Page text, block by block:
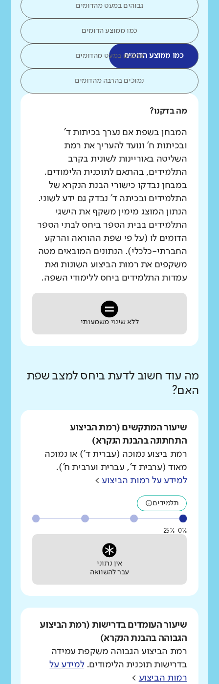
גבוהים במעט מהדומים
כמו ממוצע הדומים
כמו ממוצע הדומיםנמוכים במעט מהדומים
נמוכים בהרבה מהדומים
מה בדקנו?
המבחן בשפת אם נערך בכיתות ד'
ובכיתות ח' ונועד להעריך את רמת
השליטה באוריינות לשונית בקרב
התלמידים, בהתאם לתוכנית הלימודים.
במבחן נבדקו כישורי הבנת הנקרא של
התלמידים ובכיתה ד' נבדק גם ידע לשוני.
הנתון המוצג מימין משקף את הישגי
התלמידים בבית הספר ביחס לבתי הספר
הדומים לו (על פי שפת ההוראה והרקע
החברתי-כלכלי). הנתונים המובאים מטה
משקפים את רמות הביצוע השונות ואת
עמדות התלמידים ביחס ללימודי השפה.
ללא שינוי משמעותי
מה עוד חשוב לדעת ביחס למצב שפת
האם?
שיעור המתקשים (רמת הביצוע
התחתונה בהבנת הנקרא)
רמת ביצוע נמוכה (עברית ד') או נמוכה
מאוד (ערבית ד', עברית וערבית ח').
למידע על רמות הביצוע >
תלמידים
0%-25%
אין נתוני
עבר להשוואה
שיעור העומדים בדרישות (רמת הביצוע
הגבוהה בהבנת הנקרא)
רמת הביצוע הגבוהה משקפת עמידה
בדרישות תוכנית הלימודים.למידע על
רמות הביצוע >